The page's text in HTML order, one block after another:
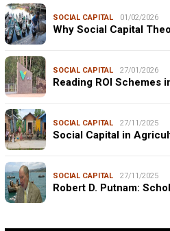
SOCIAL CAPITAL 01/02/2026
Why Social Capital
SOCIAL CAPITAL 27/01/2026
Reading ROI Schemes
SOCIAL CAPITAL 27/11/2025
Social Capital in
SOCIAL CAPITAL 27/11/2025
Robert D. Putnam: